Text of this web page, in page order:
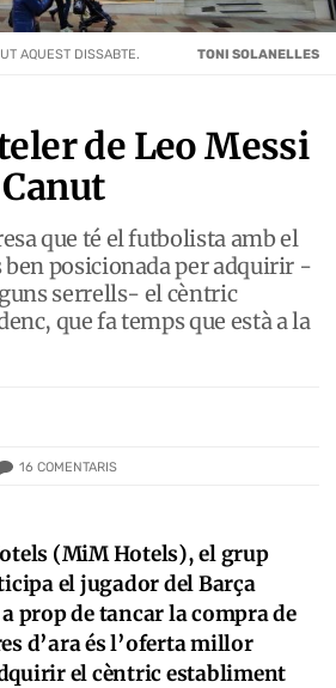
de Leo Messi
que té el futbolista amb el
ben posicionada per adquirir -
serrells- el cèntric
que fa temps que està a la
16 COMENTARIS
AQUEST DISSABTE. TONI SOLANELLES
(MiM Hotels), el grup
el jugador del Barça
prop de tancar la compra de
d’ara és l’oferta millor
el cèntric establiment